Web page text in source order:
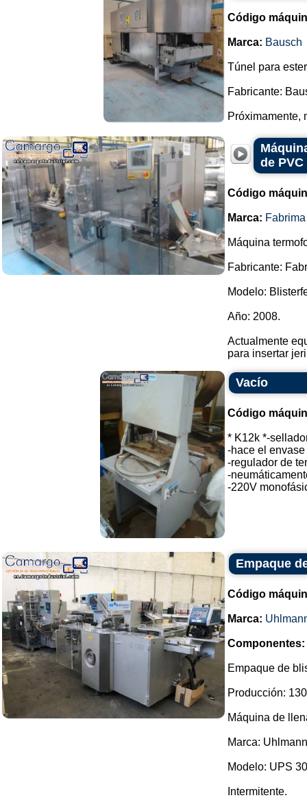
Código
Marca: Bausch
Túnel para
Fabricante:
Próximamente,
de
Código
Marca: Fabrima
Máquina
Fabricante:
Modelo:
Año: 2008.
Actualmente
para insertar
Vacío
Código
* K12k *-
-hace el
-regulador de
-
-220V
Empaque
Código
Marca:
Componentes:
Empaque de
Producción:
Máquina de
Marca:
Modelo: UPS
Intermitente.